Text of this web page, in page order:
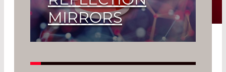
MIRRORS